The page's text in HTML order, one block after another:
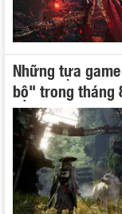
Những tựa
bộ" trong tháng